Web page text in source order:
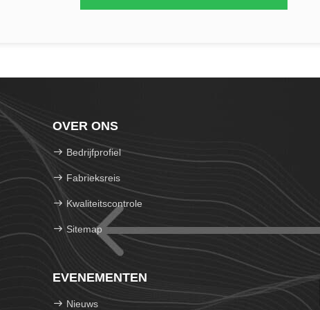
OVER ONS
Bedrijfprofiel
Fabrieksreis
Kwaliteitscontrole
Sitemap
EVENEMENTEN
Nieuws